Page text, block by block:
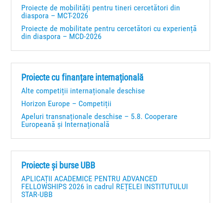
Proiecte de mobilități pentru tineri cercetători din
diaspora – MCT-2026
Proiecte de mobilitate pentru cercetători cu experiență
din diaspora – MCD-2026
Proiecte cu finanțare internațională
Alte competiții internaționale deschise
Horizon Europe – Competiții
Apeluri transnaționale deschise – 5.8. Cooperare
Europeană și Internațională
Proiecte și burse UBB
APLICAȚII ACADEMICE PENTRU ADVANCED
FELLOWSHIPS 2026 în cadrul REȚELEI INSTITUTULUI
STAR-UBB